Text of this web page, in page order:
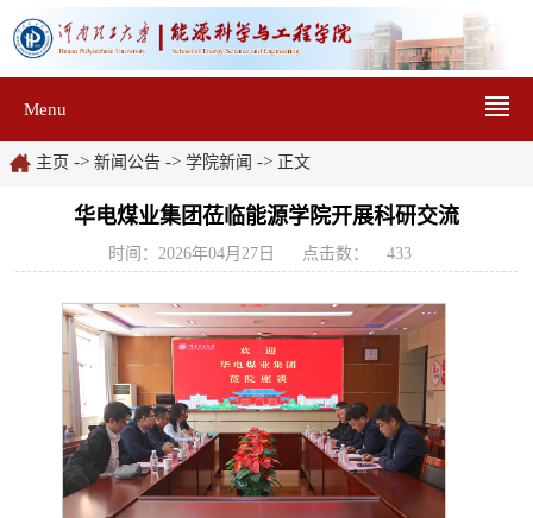
Menu
主页 -> 新闻公告 -> 学院新闻 -> 正文
华电煤业集团莅临能源学院开展科研交流
时间：2026年04月27日 点击数： 433